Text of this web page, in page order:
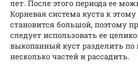
лет. После этого периода ее
Корневая система куста к этому
становится большой, поэтому
следует использовать ее
выкопанный куст разделить по
несколько частей и рассадить.